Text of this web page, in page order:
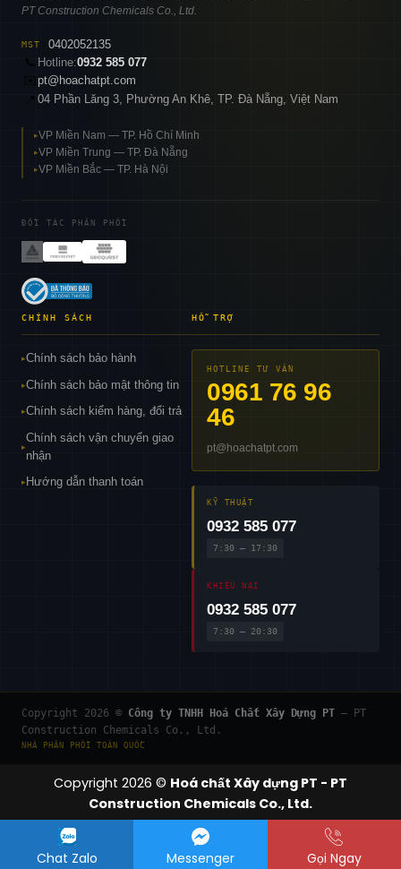
PT Construction Chemicals Co., Ltd.
MST
0402052135
📞 Hotline:0932 585 077
pt@hoachatpt.com
04 Phần Lăng 3, Phường An Khê, TP. Đà Nẵng, Việt Nam
▸VP Miền Nam — TP. Hồ Chí Minh
▸VP Miền Trung — TP. Đà Nẵng
▸VP Miền Bắc — TP. Hà Nội
ĐỐI TÁC PHÂN PHỐI
CHÍNH SÁCH
▸Chính sách bảo hành
▸Chính sách bảo mật thông tin
▸Chính sách kiểm hàng, đổi trả
▸
Chính sách vận chuyển giao
nhận
▸ Hướng dẫn thanh toán
HỖ TRỢ
HOTLINE TƯ VẤN
0961 76 96
46
pt@hoachatpt.com
KỸ THUẬT
0932 585 077
7:30 – 17:30
KHIẾU NẠI
0932 585 077
7:30 – 20:30
Copyright 2026 © Công ty TNHH Hoá Chất Xây Dựng PT — PT
Construction Chemicals Co., Ltd.
NHÀ PHÂN PHỐI TOÀN QUỐC
Copyright 2026 © Hoá chất Xây dựng PT - PT
Construction Chemicals Co., Ltd.
Chat Zalo Messenger Gọi Ngay